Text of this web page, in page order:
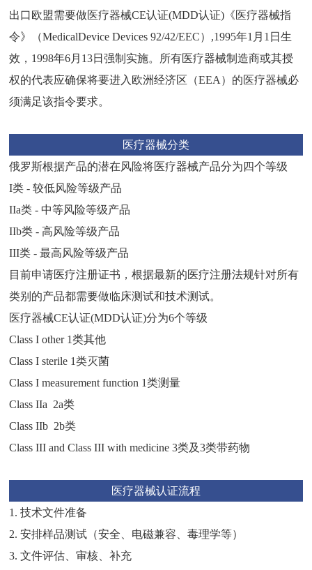
出口欧盟需要做医疗器械CE认证(MDD认证) 《医疗器械指
令》（MedicalDevice Devices 92/42/EEC） ,1995年1 月 1 日生
效， 1998年6月 13日强制实施。所有医疗器械制造商或其授
权的代表应确保将要进入欧洲经济区（EEA ）的医疗器械必
须满足该指令要求。
医疗器械分类
俄罗斯根据产品的潜在风险将医疗器械产品分为四个等级
I类 -较低风险等级产品
IIa类 - 中等风险等级产品
IIb类 -高风险等级产品
III类 -最高风险等级产品
目前申请医疗注册证书，根据最新的医疗注册法规针对所有
类别的产品都需要做临床测试和技术测试。
医疗器械CE认证(MDD认证)分为6个等级
Class I other 1类其他
Class I sterile 1类灭菌
Class I measurement function 1类测量
Class IIa 2a类
Class IIb 2b类
Class III and Class III with medicine 3类及3类带药物
医疗器械认证流程
1.技术文件准备
2.安排样品测试（安全、电磁兼容、毒理学等）
3.文件评估、审核、补充